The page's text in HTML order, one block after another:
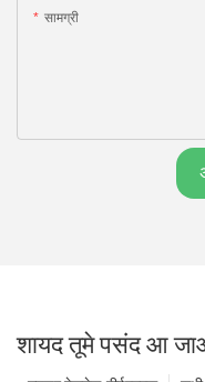
सामग्री
शायद तूमे पसंद आ